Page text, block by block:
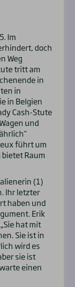
Im
doch
Weg
tritt am
in
in
in Belgien
Cash-Stute
und
führt um
Raum
(1)
Ihr letzter
haben und
Erik
hat mit
Sie ist in
wird es
sie ist
einen